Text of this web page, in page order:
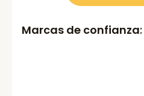
Marcas de confianza: